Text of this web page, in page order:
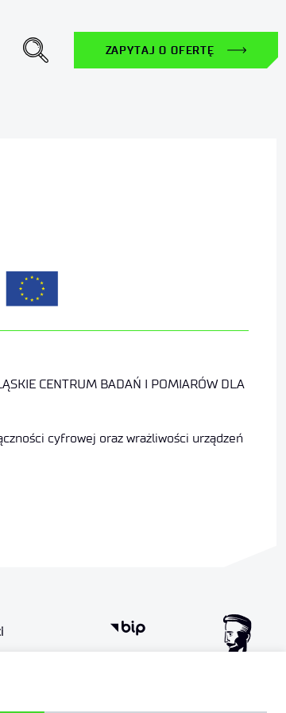
ZAPYTAJ O OFERTĘ
CENTRUM BADAŃ I POMIARÓW DLA
cyfrowej oraz wrażliwości urządzeń